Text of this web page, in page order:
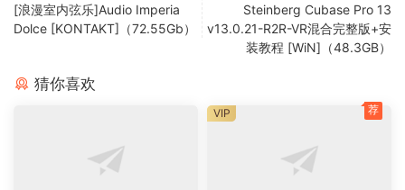
[浪漫室内弦乐]Audio Imperia
Dolce [KONTAKT]（72.55Gb）
Steinberg Cubase Pro 13
v13.0.21-R2R-VR混合完整版+安
装教程 [WiN]（48.3GB）
猜你喜欢
VIP 荐